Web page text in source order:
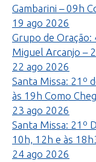
Gambarini – 09h
19 ago 2026
Grupo de Oração:
Miguel Arcanjo –
22 ago 2026
Santa Missa: 21º
às 19h Como
23 ago 2026
Santa Missa: 21º
10h, 12h e às
24 ago 2026